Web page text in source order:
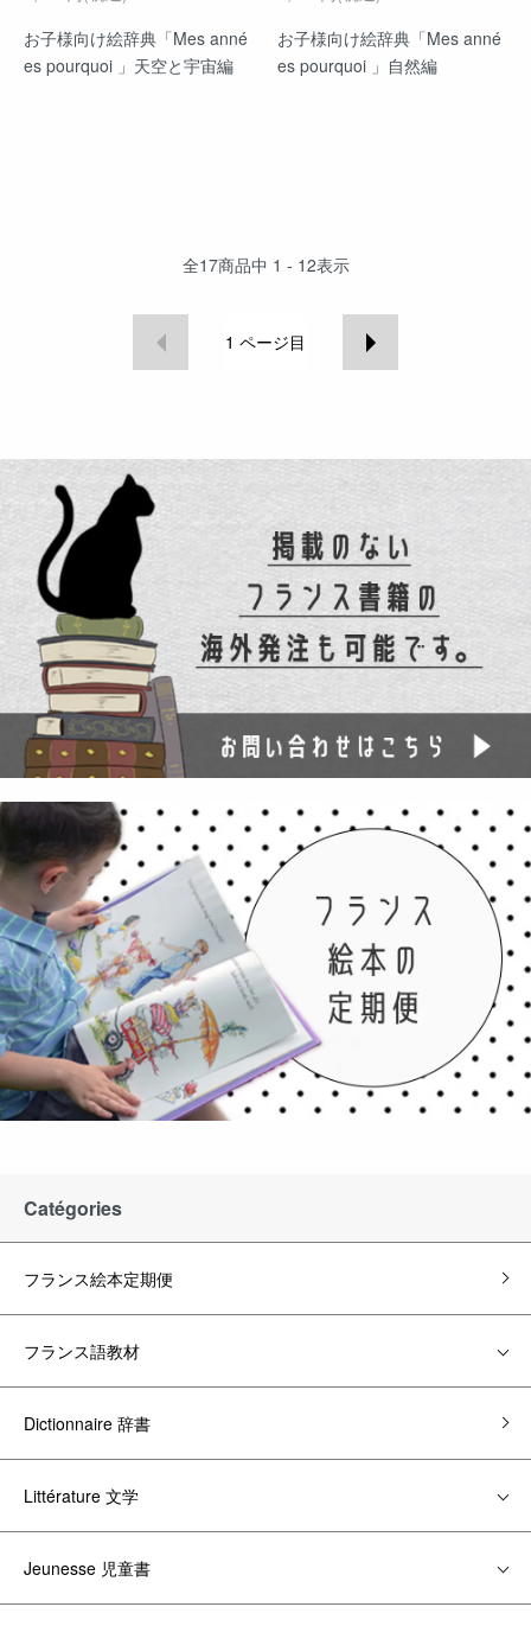
お子様向け絵辞典「Mes anné
es pourquoi 」天空と宇宙編
お子様向け絵辞典「Mes anné
es pourquoi 」自然編
全17商品中 1 - 12表示
1 ページ目
Catégories
フランス絵本定期便
フランス語教材
Dictionnaire 辞書
Littérature 文学
Jeunesse 児童書